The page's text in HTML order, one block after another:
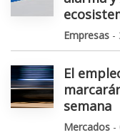
Empresas -
El
semana
Mercados -